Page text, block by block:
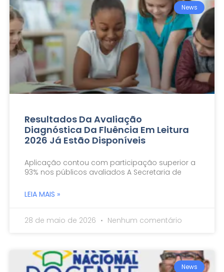
News
Resultados Da Avaliação
Diagnóstica Da Fluência Em Leitura
2026 Já Estão Disponíveis
Aplicação contou com participação superior a
93% nos públicos avaliados A Secretaria de
LEIA MAIS »
28 de maio de 2026 Nenhum comentário
News